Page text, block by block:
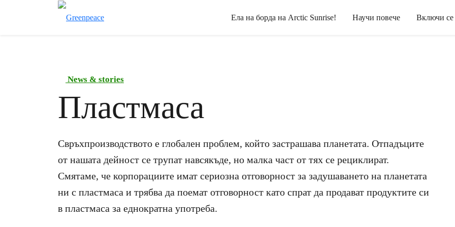
Ела на борда на Arctic Sunrise! Научи повече Включи се
News & stories
Пластмаса
Свръхпроизводството е глобален проблем, който застрашава планетата. Отпадъците
от нашата дейност се трупат навсякъде, но малка част от тях се рециклират.
Смятаме, че корпорациите имат сериозна отговорност за задушаването на планетата
ни с пластмаса и трябва да поемат отговорност като спрат да продават продуктите си
в пластмаса за еднократна употреба.